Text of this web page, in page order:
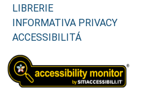
LIBRERIE
INFORMATIVA PRIVACY
ACCESSIBILITÁ